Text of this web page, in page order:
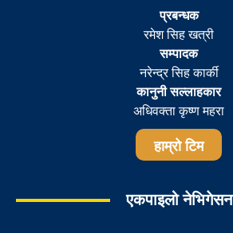
प्रबन्धक
रमेश सिह खत्री
सम्पादक
नरेन्द्र सिह कार्की
कानुनी सल्लाहकार
अधिवक्ता कृष्ण महरा
हाम्रो टिम
एकपाइलो नेभिगेसन